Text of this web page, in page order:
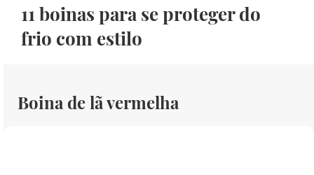
11 boinas para se proteger do
frio com estilo
Boina de lã vermelha